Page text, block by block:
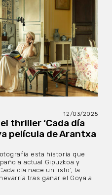
12/03/2025
thriller ‘Cada día
película de Arantxa
esta historia que
actual Gipuzkoa y
día nace un listo’, la
tras ganar el Goya a